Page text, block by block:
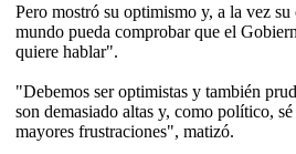
Pero mostró su optimismo y, a la vez su
mundo pueda comprobar que el
quiere hablar".
"Debemos ser optimistas y también
son demasiado altas y, como político,
mayores frustraciones", matizó.